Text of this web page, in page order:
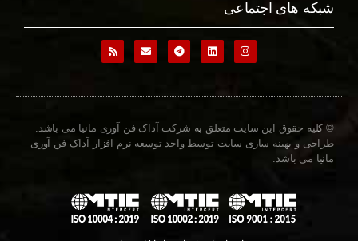
شبکه های اجتماعی
© کلیه حقوق این سایت متعلق به شرکت آداک فن آوری مانیا می باشد.
طراحی و بهینه سازی سایت توسط واحد توسعه نرم افزار آداک فن آوری
مانیا می باشد.